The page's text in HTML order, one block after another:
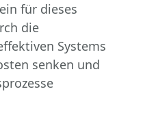
für dieses
die
Systems
senken und